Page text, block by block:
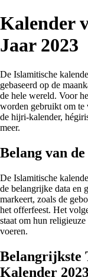
Kalender
Jaar 2023
De Islamitische
gebaseerd op de
de hele wereld. Voor
worden gebruikt om te
de hijri-kalender,
meer.
Belang van
De Islamitische
de belangrijke data en
markeert, zoals de
het offerfeest. Het
staat om hun
voeren.
Belangrijkste
Kalender